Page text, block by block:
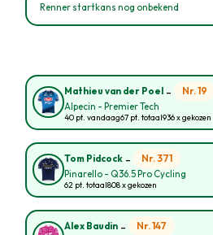
Renner startkans nog onbekend
Mathieu van der Poel - Nr. 19
Alpecin - Premier Tech
40 pt. vandaag67 pt. totaal936 x gekozen
Tom Pidcock - Nr. 371
Pinarello - Q36.5 Pro Cycling
62 pt. totaal808 x gekozen
Alex Baudin - Nr. 147